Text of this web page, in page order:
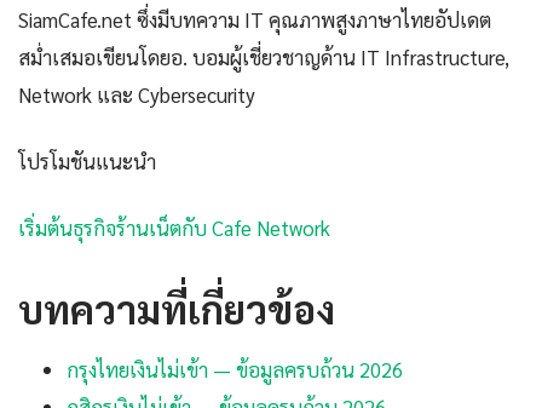
SiamCafe.net ซึ่งมีบทความ IT คุณภาพสูงภาษาไทยอัปเดต
สม่ำเสมอเขียนโดยอ. บอมผู้เชี่ยวชาญด้าน IT Infrastructure,
Network และ Cybersecurity
โปรโมชันแนะนำ
เริ่มต้นธุรกิจร้านเน็ตกับ Cafe Network
บทความที่เกี่ยวข้อง
กรุงไทยเงินไม่เข้า — ข้อมูลครบถ้วน 2026